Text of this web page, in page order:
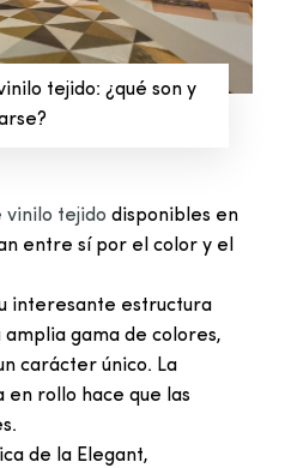
tejido: ¿qué son y
vinilo tejido disponibles en
entre sí por el color y el
interesante estructura
gama de colores,
carácter único. La
en rollo hace que las
de la Elegant,